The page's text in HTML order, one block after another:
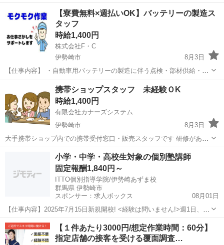
能！ エアコン取付・交換のお仕事+閑散期でも仕事量が落ちないよ
う、リフォーム案件を組み合わせ可...【寮費無料×週払いOK】バッテリーの製造ス
タッフ
時給1,400円
株式会社F・C
伊勢崎市
8月3日
【仕事内容】 ・自動車用バッテリーの製造に伴う点検・部材供給・清
掃 自動車用バッテリーの製造に伴う各種作業です。始業時はセンサー
の検知確認などの日常点検から始めます。その後、使用する部材の一
覧表と部材のラベルを照らし...
伊勢崎市 バッテリー
携帯ショップスタッフ 未経験ＯK
時給1,400円
有限会社カナーズシステム
伊勢崎市
8月3日
大手携帯ショップ内での携帯受付窓口・販売スタッフです 研修があり
ますので初心者・未経験者の方も丁寧に指導いたします ９割以上の方
が未経験スタートですので安心です 〇スマホ受付窓口 〇操作方法の案
内・説明 〇各種...
伊勢崎市 携帯ショップ スタッフ
小学・中学・高校生対象の個別塾講師
固定報酬1,840円～
ITTO個別指導学院/伊勢崎あずま校
群馬県 伊勢崎市
スポンサー：求人ボックス
08月01日
【仕事内容】2025年7月15日新規開校! <経験は問いません!>週1日、1
教科～OK!「先生」と呼ばれる仕事、始めませんか? <服装> 原則スー
ツ着用(クールビズ制度導入)です。 詳しくは採用担当者にお問い合わ
せください。 この...
アルバイト・パート
【１件あたり3000円/想定作業時間：60分】
指定店舗の接客を受ける覆面調査…